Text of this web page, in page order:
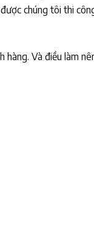
chúng tôi thi
Và điều làm